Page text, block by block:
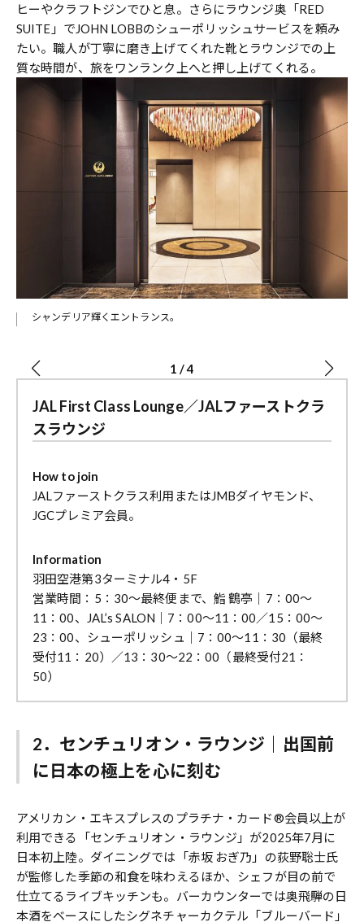
ヒーやクラフトジンでひと息。さらにラウンジ奥「RED
SUITE」でJOHN LOBBのシューポリッシュサービスを頼み
たい。職人が丁寧に磨き上げてくれた靴とラウンジでの上
質な時間が、旅をワンランク上へと押し上げてくれる。
シャンデリア輝くエントランス。
1 /4
JAL First Class Lounge／JALファーストクラ
スラウンジ
How to join
JALファーストクラス利用またはJMBダイヤモンド、
JGCプレミア会員。
Information
羽田空港第3ターミナル4・5F
営業時間：5：30～最終便まで、鮨 鶴亭｜7：00〜
11：00、JAL’s SALON｜7：00〜11：00／15：00〜
23：00、シューポリッシュ｜7：00〜11：30（最終
受付11：20）／13：30〜22：00（最終受付21：
50）
2．センチュリオン・ラウンジ｜出国前
に日本の極上を心に刻む
アメリカン・エキスプレスのプラチナ・カード®会員以上が
利用できる「センチュリオン・ラウンジ」が2025年7月に
日本初上陸。ダイニングでは「赤坂 おぎ乃」の荻野聡士氏
が監修した季節の和食を味わえるほか、シェフが目の前で
仕立てるライブキッチンも。バーカウンターでは奥飛騨の日
本酒をベースにしたシグネチャーカクテル「ブルーバード」